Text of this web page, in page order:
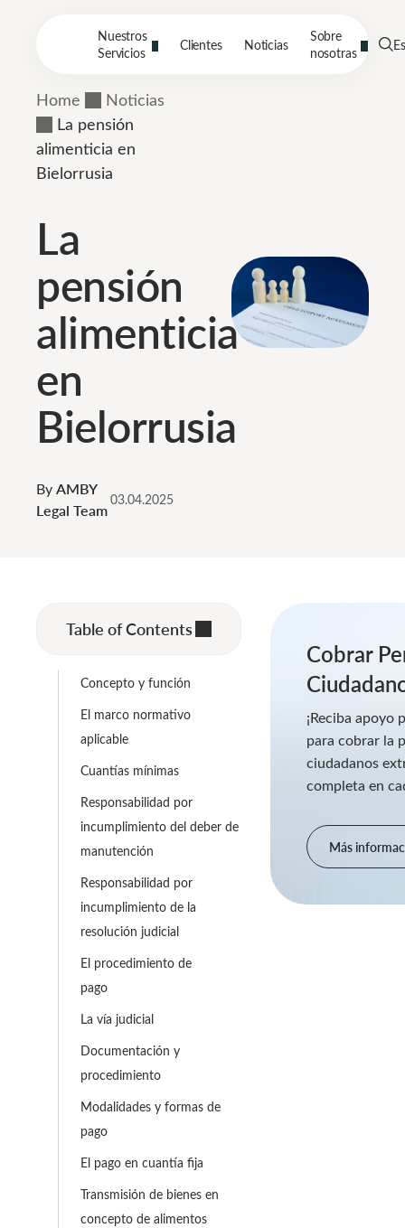
Nuestros
Servicios
Clientes Noticias
Sobre
nosotras
Es
Home
Noticias
La pensión
alimenticia en
Bielorrusia
La
pensión
alimenticia
en
Bielorrusia
ByAMBY
Legal Team
03.04.2025
Table of Contents
Concepto y función
El marco normativo
aplicable
Cuantías mínimas
Responsabilidad por
incumplimiento del deber de
manutención
Responsabilidad por
incumplimiento de la
resolución judicial
El procedimiento de
pago
La vía judicial
Documentación y
procedimiento
Modalidades y formas de
pago
El pago en cuantía fija
Transmisión de bienes en
concepto de alimentos
Cobrar
¡Reciba apoyo
para cobrar la
ciudadanos
completa en
Más